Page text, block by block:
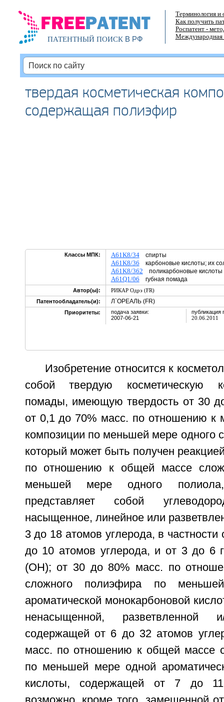
ПАТЕНТНЫЙ ПОИСКВ РФ
Терминология и
Как получить
Роспатент -
Международная
твердая косметическая
содержащая полиэфир
Классы МПК: A61K8/34спирты
A61K8/36 карбоновые кислоты; их
A61K8/362 поликарбоновые кислоты
A61Q1/06 губная помада
Автор(ы):
РИКАР Одрэ (FR)
Патентообладатель(и):
Л`ОРЕАЛЬ (FR)
Приоритеты:
подача заявки:
2007-06-21
публикация
20.06.2011
Изобретение относится к
собой твердую косметическую
помады, имеющую твердость от 30
от 0,1 до 70% масс. по отношению к
композиции по меньшей мере одного
который может быть получен
по отношению к общей массе
меньшей мере одного
представляет собой
насыщенное, линейное или
3 до 18 атомов углерода, в
до 10 атомов углерода, и от 3 до 6
(ОН); от 30 до 80% масс. по
сложного полиэфира по
ароматической монокарбоновой
ненасыщенной, разветвленной
содержащей от 6 до 32 атомов
масс. по отношению к общей массе
по меньшей мере одной
кислоты, содержащей от 7 до 11